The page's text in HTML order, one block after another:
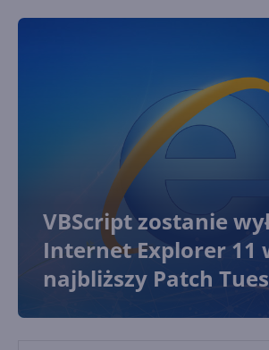
VBScript zostanie
Internet Explorer 11
najbliższy Patch